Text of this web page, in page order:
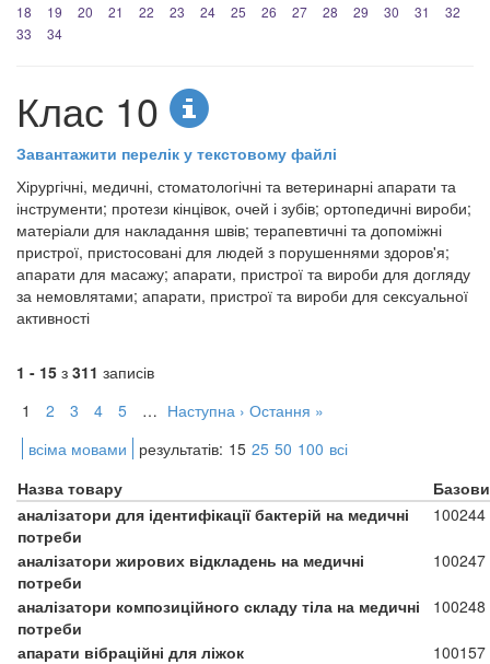
18
19 20 21 22 23 24 25 26 27 28 29 30 31
32
33
34
Клас 10
Завантажити перелік у текстовому файлі
Хірургічні, медичні, стоматологічні та ветеринарні апарати та
інструменти; протези кінцівок, очей і зубів; ортопедичні вироби;
матеріали для накладання швів; терапевтичні та допоміжні
пристрої, пристосовані для людей з порушеннями здоров'я;
апарати для масажу; апарати, пристрої та вироби для догляду
за немовлятами; апарати, пристрої та вироби для сексуальної
активності
1 - 15 з 311 записів
1
2 3 4 5 … Наступна › Остання »
всіма мовами
результатів: 15 25 50 100 всі
Назва товару
аналізатори для ідентифікації бактерій на медичні
потреби
100244
аналізатори жирових відкладень на медичні
потреби
100247
аналізатори композиційного складу тіла на медичні
потреби
100248
апарати вібраційні для ліжок
100157